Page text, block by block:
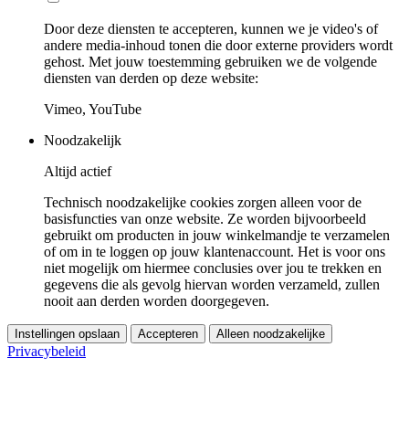
Door deze diensten te accepteren, kunnen we je video's of
andere media-inhoud tonen die door externe providers wordt
gehost. Met jouw toestemming gebruiken we de volgende
diensten van derden op deze website:
Vimeo, YouTube
Noodzakelijk
Altijd actief
Technisch noodzakelijke cookies zorgen alleen voor de
basisfuncties van onze website. Ze worden bijvoorbeeld
gebruikt om producten in jouw winkelmandje te verzamelen
of om in te loggen op jouw klantenaccount. Het is voor ons
niet mogelijk om hiermee conclusies over jou te trekken en
gegevens die als gevolg hiervan worden verzameld, zullen
nooit aan derden worden doorgegeven.
Instellingen opslaan Accepteren Alleen noodzakelijke
Privacybeleid